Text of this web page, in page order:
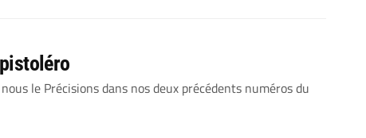
le Précisions dans nos deux précédents numéros du